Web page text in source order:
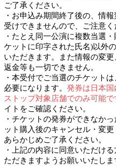
ご了承ください。
・お申込み期間終了後の、情
受けできませんので、ご注意く
・たとえ同一公演に複数当選
ケットに印字された氏名)以外
いただきます。また情報の変更
返金等も一切できません。
・本受付でご当選のチケット
必要になります。 発券は日本
ストップ対象店舗でのみ可能で
イトをご確認ください。
・チケットの発券ができなか
ット購入後のキャンセル・変
あらかじめご了承ください。
・上記の内容に同意いただけ
ただきますようお願いいたしま